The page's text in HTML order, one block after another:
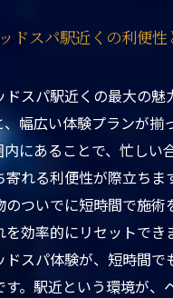
東区ヘッドスパ駅近く選
イント
アクセスが台東区ヘッド
身近に
でリフレッシュできる
東区ヘッドスパ駅近く
方法
ヘッドスパ体験で日々
ドスパ駅近くの利便
ドスパ駅近くの最大の魅
幅広い体験プランが揃
にあることで、忙しい
れる利便性が際立ちま
ついでに短時間で施術
を効率的にリセットでき
ドスパ体験が、短時間で
す。駅近という環境が、